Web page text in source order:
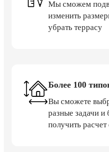
Мы сможем
изменить
убрать террасу
Более 100
Вы сможете
разные задачи
получить